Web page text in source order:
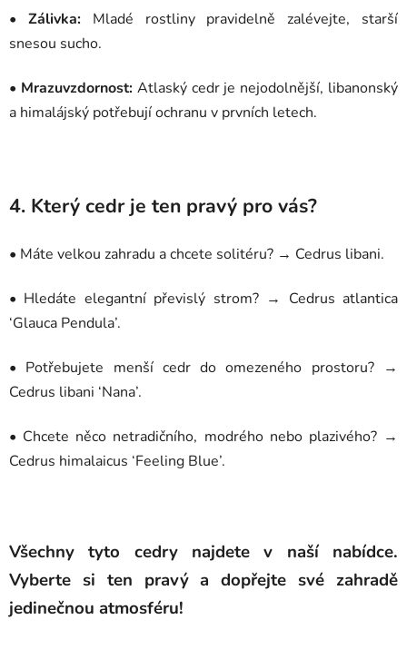
• Zálivka:Mladé rostliny pravidelně zalévejte, starší
snesou sucho.
• Mrazuvzdornost:Atlaský cedr je nejodolnější, libanonský
a himalájský potřebují ochranu v prvních letech.
4. Který cedr je ten pravý pro vás?
• Máte velkou zahradu a chcete solitéru? → Cedrus libani.
• Hledáte elegantní převislý strom? → Cedrus atlantica
‘Glauca Pendula’.
• Potřebujete menší cedr do omezeného prostoru? →
Cedrus libani ‘Nana’.
• Chcete něco netradičního, modrého nebo plazivého? →
Cedrus himalaicus ‘Feeling Blue’.
Všechny tyto cedry najdete v naší nabídce.
Vyberte si ten pravý a dopřejte své zahradě
jedinečnou atmosféru!